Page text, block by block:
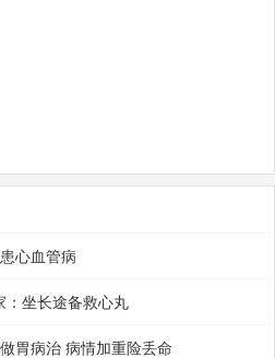
心血管病
：坐长途备救心丸
胃病治 病情加重险丢命